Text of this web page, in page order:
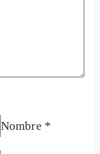
Nombre *